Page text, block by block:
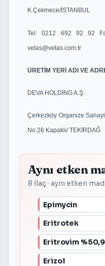
K.Çekmece/İSTANBUL
Tel: 0212 692 92 92
vetas@vetas.com.tr
ÜRETİM YERİ ADI VE
DEVA HOLDİNG A.Ş.
Çerkezköy Organize
No.26 Kapaklı/ TEKİRDAĞ
Aynı etken
8 ilaç · aynı etken
Epimycin
Eritrotek
Eritrovim %50,9
Erizol